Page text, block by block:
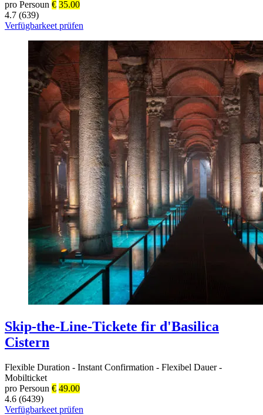
pro Persoun € 35.00
4.7 (639)
Verfügbarkeet prüfen
Skip-the-Line-Tickete fir d'Basilica
Cistern
Flexible Duration - Instant Confirmation - Flexibel Dauer -
Mobilticket
pro Persoun € 49.00
4.6 (6439)
Verfügbarkeet prüfen